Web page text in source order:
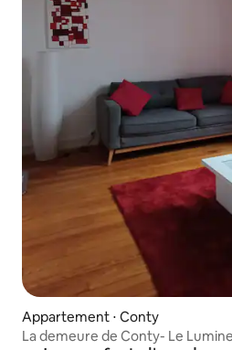
Appartement ⋅ Conty
La demeure de Conty- Le